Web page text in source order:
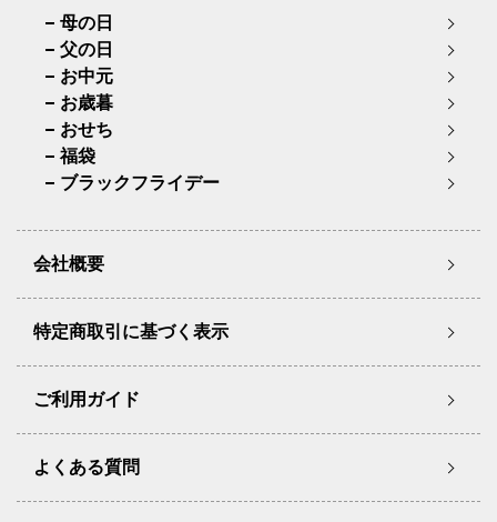
母の日
父の日
お中元
お歳暮
おせち
福袋
ブラックフライデー
会社概要
特定商取引に基づく表示
ご利用ガイド
よくある質問